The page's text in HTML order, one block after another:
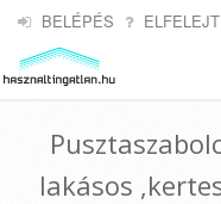
BELÉPÉS
lakásos